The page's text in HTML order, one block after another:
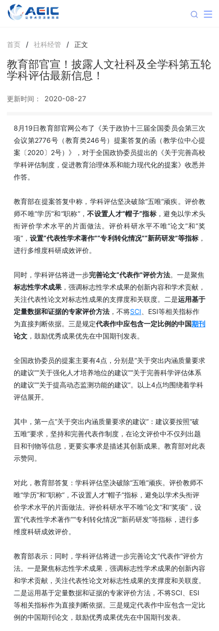
首页 / 社科经管 / 正文
教育部官宣！披露人文社科及全学科第五轮
学科评估最新信息！
更新时间： 2020-08-27
8月19日教育部官网公布了《关于政协十三届全国委员会第三次
会议第2776号（教育类246号）提案答复的函（教学位中心提
案〔2020〕2号）》，对于全国政协委员提出的《关于完善高校
学科评估制度，促进教育治理体系和能力现代化的提案》收悉并
作答。
教育部在提案答复中称，学科评估坚决破除“五唯”顽疾。评价教
师不唯“学历”和“职称”，不设置人才“帽子”指标 ，避免以学术头
衔评价学术水平的片面做法。评价科研水平不唯“论文”和“奖
项”，设置“代表性学术著作”“专利转化情况”“新药研发”等指标 ，
进行多维度科研成效评价。
同时，学科评估将进一步完善论文“代表作”评价方法。一是聚焦
标志性学术成果 ，强调标志性学术成果的创新内容和学术贡献，
关注代表性论文对标志性成果的支撑度和关联度。二是运用基于
定量数据和证据的专家评价方法 ，不将SCI 、ESI等相关指标作
为直接判断依据。三是规定代表作中应包含一定比例的中国期刊
论文 ，鼓励优秀成果优先在中国期刊发表。
全国政协委员的提案主要有4点，分别是“关于突出内涵质量要求
的建议”“关于强化人才培养地位的建议”“关于完善科学评估体系
的建议”“关于提高动态监测功能的建议”。以上4点均围绕着学科
评估展开。
其中，第一点“关于突出内涵质量要求的建议”：建议要按照“破
五唯”要求，坚持和完善代表作制度，在论文评价中不仅列出题
目和刊物等信息，更要实事求是描述其创新成果。教育部对此表
示赞同。
对此，教育部答复：学科评估坚决破除“五唯”顽疾。评价教师不
唯“学历”和“职称”，不设置人才“帽子”指标，避免以学术头衔评
价学术水平的片面做法。评价科研水平不唯“论文”和“奖项”，设
置“代表性学术著作”“专利转化情况”“新药研发”等指标，进行多
维度科研成效评价。
教育部表示：同时，学科评估将进一步完善论文“代表作”评价方
法。一是聚焦标志性学术成果，强调标志性学术成果的创新内容
和学术贡献，关注代表性论文对标志性成果的支撑度和关联度。
二是运用基于定量数据和证据的专家评价方法，不将SCI、ESI
等相关指标作为直接判断依据。三是规定代表作中应包含一定比
例的中国期刊论文，鼓励优秀成果优先在中国期刊发表。